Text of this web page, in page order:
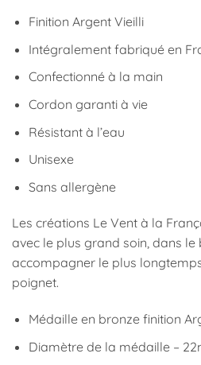
Finition Argent Vieilli
Intégralement fabriqué en
Confectionné à la main
Cordon garanti à vie
Résistant à l’eau
Unisexe
Sans allergène
Les créations Le Vent à la
avec le plus grand soin, dans le
accompagner le plus
poignet.
Médaille en bronze finition
Diamètre de la médaille –